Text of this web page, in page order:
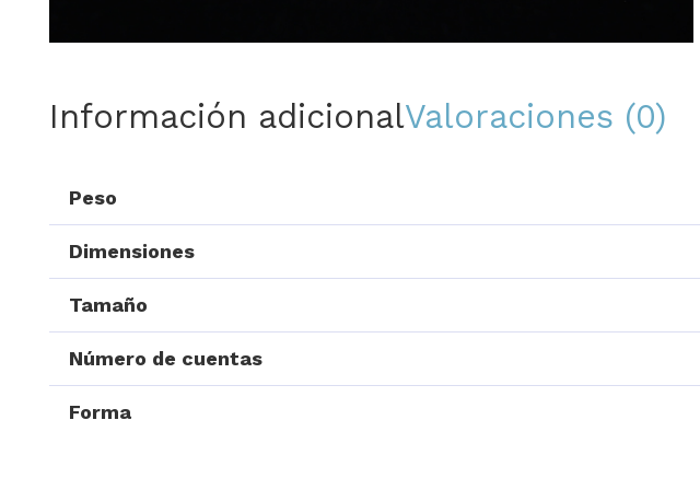
Información adicionalValoraciones (0)
Peso
Dimensiones
Tamaño
Número de cuentas
Forma